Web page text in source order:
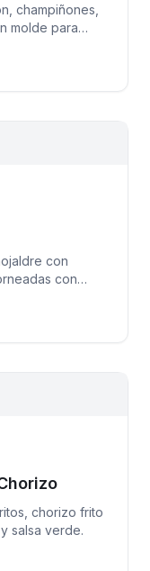
champiñones,
molde para
con
con
chorizo frito
salsa verde.